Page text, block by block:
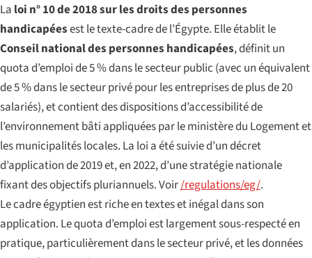
La loi n° 10 de 2018 sur les droits des personnes
handicapéesest le texte-cadre de l’Égypte. Elle établit le
Conseil national des personnes handicapées, définit un
quota d’emploi de 5 % dans le secteur public (avec un équivalent
de 5 % dans le secteur privé pour les entreprises de plus de 20
salariés), et contient des dispositions d’accessibilité de
l’environnement bâti appliquées par le ministère du Logement et
les municipalités locales. La loi a été suivie d’un décret
d’application de 2019 et, en 2022, d’une stratégie nationale
fixant des objectifs pluriannuels. Voir/regulations/eg/.
Le cadre égyptien est riche en textes et inégal dans son
application. Le quota d’emploi est largement sous-respecté en
pratique, particulièrement dans le secteur privé, et les données